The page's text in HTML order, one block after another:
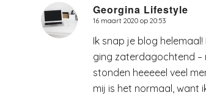
Georgina Lifestyle
zegt:
16 maart 2020 op 20:53
Ik snap je blog
ging zaterdagochtend –
stonden heeeeel veel
mij is het normaal, want